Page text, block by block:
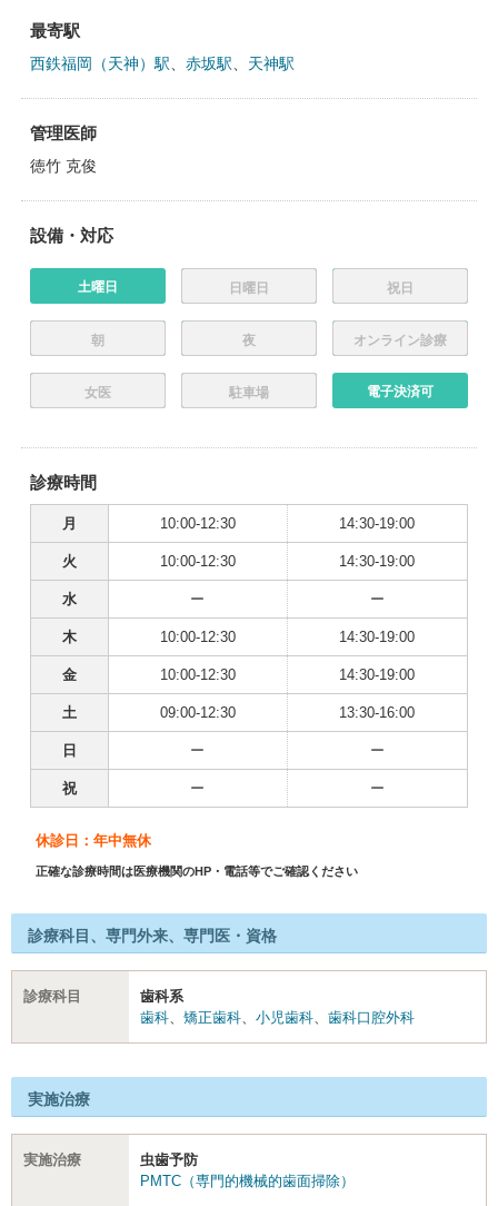
最寄駅
西鉄福岡（天神）駅 赤坂駅 天神駅
管理医師
徳竹 克俊
設備・対応
土曜日 日曜日 祝日
朝 夜 オンライン診療
女医 駐車場 電子決済可
診療時間
月 10:00-12:30 14:30-19:00
火 10:00-12:30 14:30-19:00
水 ー ー
木 10:00-12:30 14:30-19:00
金 10:00-12:30 14:30-19:00
土 09:00-12:30 13:30-16:00
日 ー ー
祝 ー ー
休診日：年中無休
正確な診療時間は医療機関のHP・電話等でご確認ください
診療科目、専門外来、専門医・資格
診療科目
歯科系
歯科、 矯正歯科、 小児歯科、 歯科口腔外科
実施治療
実施治療
虫歯予防
PMTC（専門的機械的歯面掃除）